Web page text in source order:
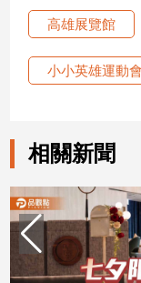
高雄展覽館
小小英雄運動會
相關新聞